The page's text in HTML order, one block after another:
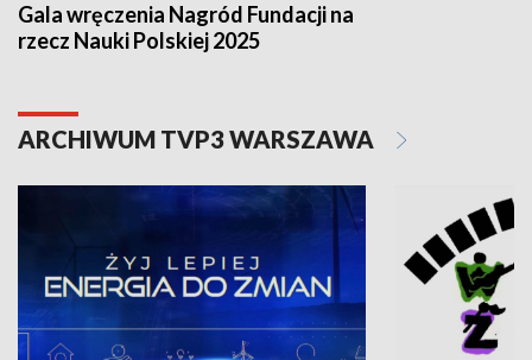
Gala wręczenia Nagród Fundacji na
rzecz Nauki Polskiej 2025
ARCHIWUM TVP3 WARSZAWA